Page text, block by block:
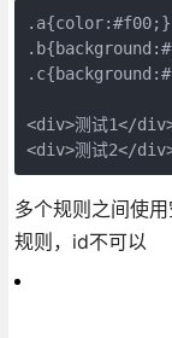
.a{color:#f00;}
<div>测试1</
<div>测试2</
多个规则之间使
规则，id不可以